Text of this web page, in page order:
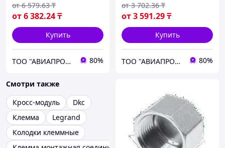
от6 382.24₸
от 6 579.63 ₸
Купить
ТОО "АВИАПРОМСТАЛЬ" 80%
от3 591.29₸
от 3 702.36 ₸
Купить
ТОО "АВИАПРОМСТАЛЬ" 80%
Смотри также
Кросс-модуль
Dkc
Клемма
Legrand
Колодки клеммные